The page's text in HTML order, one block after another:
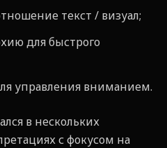
текст / визуал;
для быстрого
управления вниманием.
в нескольких
с фокусом на